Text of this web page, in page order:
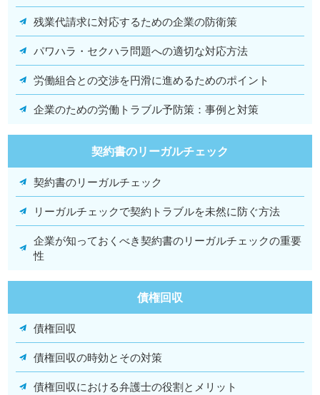
残業代請求に対応するための企業の防衛策
パワハラ・セクハラ問題への適切な対応方法
労働組合との交渉を円滑に進めるためのポイント
企業のための労働トラブル予防策：事例と対策
契約書のリーガルチェック
契約書のリーガルチェック
リーガルチェックで契約トラブルを未然に防ぐ方法
企業が知っておくべき契約書のリーガルチェックの重要
性
債権回収
債権回収
債権回収の時効とその対策
債権回収における弁護士の役割とメリット